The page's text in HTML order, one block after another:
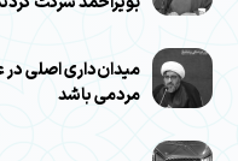
میدان‌داری اصلی در
مردمی باشد